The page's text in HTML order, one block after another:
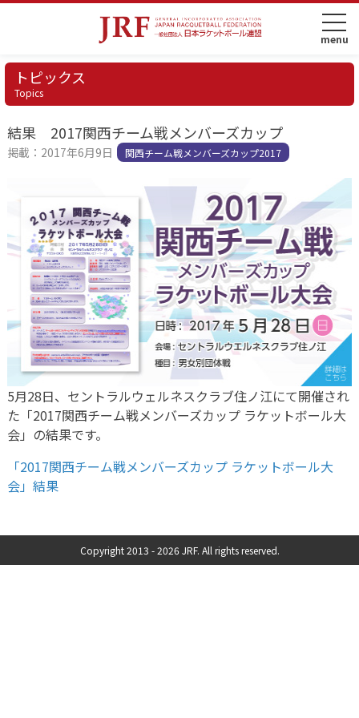
トピックス
Topics
結果 2017関西チーム戦メンバーズカップ
掲載：2017年6月9日 関西チーム戦メンバーズカップ2017
5月28日、セントラルウェルネスクラブ住ノ江にて開催され
た「2017関西チーム戦メンバーズカップ ラケットボール大
会」の結果です。
「2017関西チーム戦メンバーズカップ ラケットボール大
会」結果
Copyright 2013 -2026 JRF. All rights reserved.